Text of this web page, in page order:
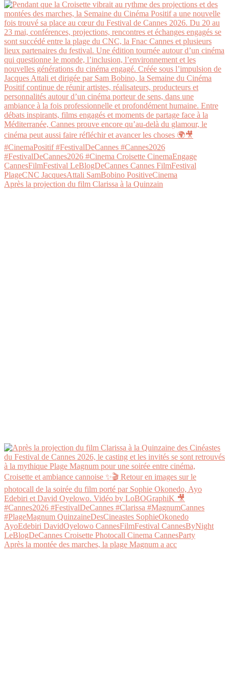
Après la projection du film Clarissa à la Quinzain
Après la montée des marches, la plage Magnum a acc